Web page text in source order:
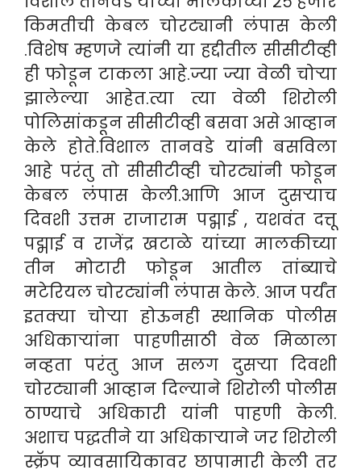
किमतीची केबल चोरट्यानी लंपास केली
.विशेष म्हणजे त्यांनी या हद्दीतील सीसीटीव्ही
ही फोडून टाकला आहे.ज्या ज्या वेळी चोऱ्या
झालेल्या आहेत.त्या त्या वेळी शिरोली
पोलिसांकडून सीसीटीव्ही बसवा असे आव्हान
केले होते.विशाल तानवडे यांनी बसविला
आहे परंतु तो सीसीटीव्ही चोरट्यांनी फोडून
केबल लंपास केली.आणि आज दुसऱ्याच
दिवशी उत्तम राजाराम पद्माई , यशवंत दत्तू
पद्माई व राजेंद्र खटाळे यांच्या मालकीच्या
तीन मोटारी फोडून आतील तांब्याचे
मटेरियल चोरट्यांनी लंपास केले. आज पर्यंत
इतक्या चोऱ्या होऊनही स्थानिक पोलीस
अधिकाऱ्यांना पाहणीसाठी वेळ मिळाला
नव्हता परंतु आज सलग दुसऱ्या दिवशी
चोरट्यानी आव्हान दिल्याने शिरोली पोलीस
ठाण्याचे अधिकारी यांनी पाहणी केली.
अशाच पद्धतीने या अधिकाऱ्याने जर शिरोली
स्क्रॅप व्यावसायिकावर छापामारी केली तर